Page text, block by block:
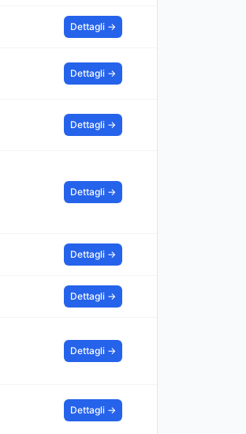
Dettagli →
Dettagli →
Dettagli →
Dettagli →
Dettagli →
Dettagli →
Dettagli →
Dettagli →